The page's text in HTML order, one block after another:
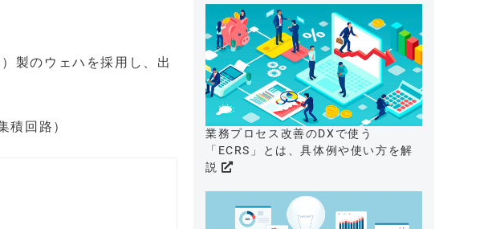
のウェハを採用し、出
回路）
業務プロセス改善のDXで使う
「ECRS」とは、具体例や使い方を解
説